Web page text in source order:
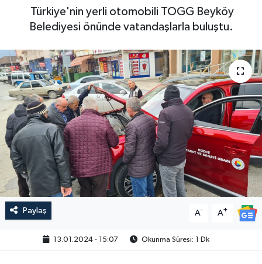
Türkiye'nin yerli otomobili TOGG Beyköy
Belediyesi önünde vatandaşlarla buluştu.
Paylaş A- A+
13.01.2024 - 15:07 Okunma Süresi: 1 Dk